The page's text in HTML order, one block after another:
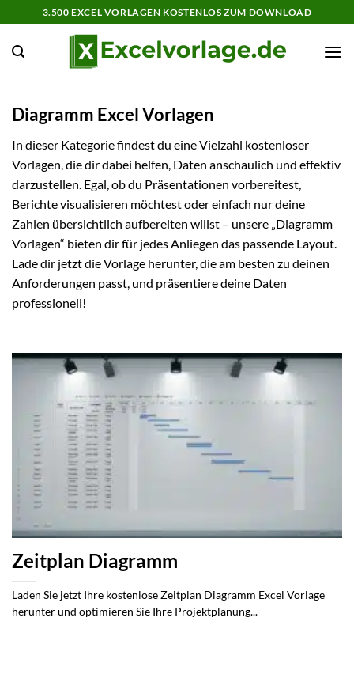
Inhalt
springen
3.500 EXCEL VORLAGEN KOSTENLOS ZUM DOWNLOAD
Diagramm Excel Vorlagen
In dieser Kategorie findest du eine Vielzahl kostenloser
Vorlagen, die dir dabei helfen, Daten anschaulich und effektiv
darzustellen. Egal, ob du Präsentationen vorbereitest,
Berichte visualisieren möchtest oder einfach nur deine
Zahlen übersichtlich aufbereiten willst – unsere „Diagramm
Vorlagen“ bieten dir für jedes Anliegen das passende Layout.
Lade dir jetzt die Vorlage herunter, die am besten zu deinen
Anforderungen passt, und präsentiere deine Daten
professionell!
Zeitplan Diagramm
Laden Sie jetzt Ihre kostenlose Zeitplan Diagramm Excel Vorlage
herunter und optimieren Sie Ihre Projektplanung...